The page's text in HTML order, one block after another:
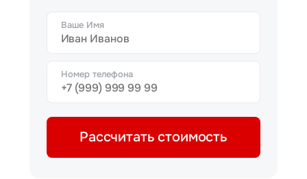
Ваше Имя
Номер телефона
Рассчитать стоимость